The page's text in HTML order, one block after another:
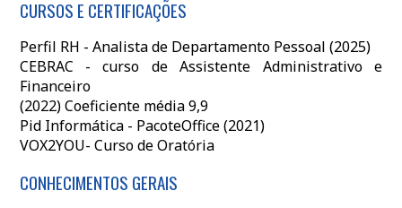
CURSOS E CERTIFICAÇÕES
Perfil RH - Analista de Departamento Pessoal (2025)
CEBRAC - curso de Assistente Administrativo e
Financeiro
(2022) Coeficiente média 9,9
Pid Informática - PacoteOffice (2021)
VOX2YOU- Curso de Oratória
CONHECIMENTOS GERAIS